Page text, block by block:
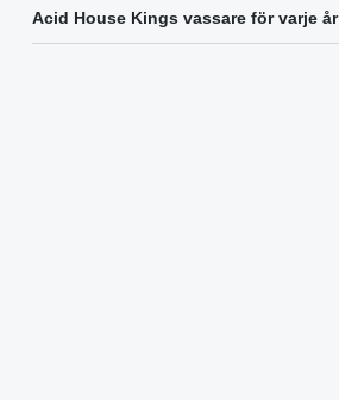
Acid House Kings vassare för varje år